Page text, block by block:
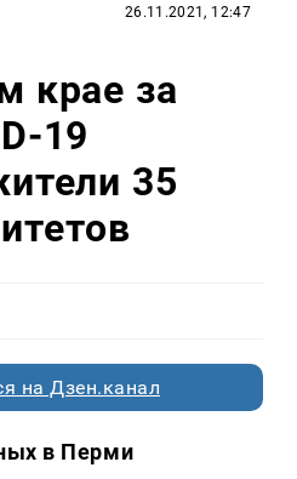
26.11.2021, 12:47
крае за
19
35
на Дзен.канал
в Перми